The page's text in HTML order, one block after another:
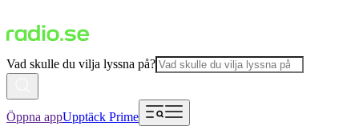
Vad skulle du vilja lyssna på?
Öppna appUpptäck Prime